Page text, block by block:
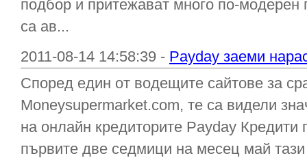
подбор и притежават много по-модерен
са ав...
2011-08-14 14:58:39 - Payday заеми
Според един от водещите сайтове за
Moneysupermarket.com, те са видели
на онлайн кредиторите Payday Кредити
първите две седмици на месец май